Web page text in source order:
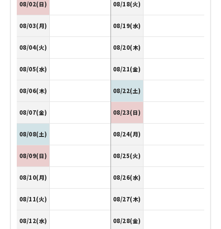
08/02(日)
08/03(月)
08/04(火)
08/05(水)
08/06(木)
08/07(金)
08/08(土)
08/09(日)
08/10(月)
08/11(火)
08/12(水)
08/18(火)
08/19(水)
08/20(木)
08/21(金)
08/22(土)
08/23(日)
08/24(月)
08/25(火)
08/26(水)
08/27(木)
08/28(金)